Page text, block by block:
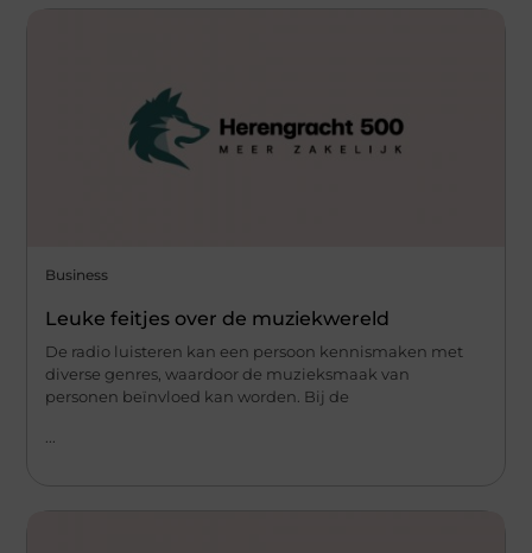
Business
Leuke feitjes over de muziekwereld
De radio luisteren kan een persoon kennismaken met
diverse genres, waardoor de muzieksmaak van
personen beïnvloed kan worden. Bij de